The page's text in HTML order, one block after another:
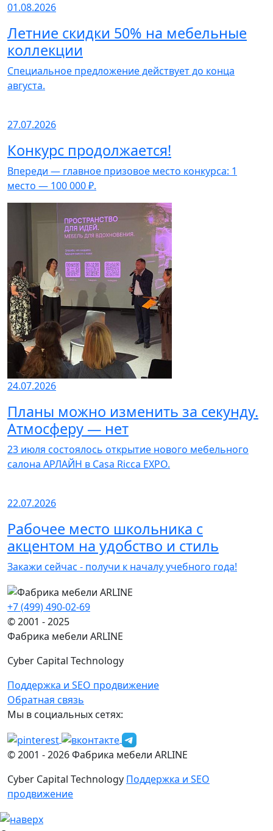
01.08.2026
Летние скидки 50% на мебельные
коллекции
Специальное предложение действует до конца
августа.
27.07.2026
Конкурс продолжается!
Впереди — главное призовое место конкурса: 1
место — 100 000 ₽.
24.07.2026
Планы можно изменить за секунду.
Атмосферу — нет
23 июля состоялось открытие нового мебельного
салона АРЛАЙН в Casa Ricca EXPO.
22.07.2026
Рабочее место школьника с
акцентом на удобство и стиль
Закажи сейчас - получи к началу учебного года!
+7 (499) 490-02-69
© 2001 - 2025
Фабрика мебели ARLINE
Cyber Capital Technology
Поддержка и SEO продвижение
Обратная связь
Мы в социальных сетях:
© 2001 -2026Фабрика мебели ARLINE
Cyber Capital Technology Поддержка и SEO
продвижение